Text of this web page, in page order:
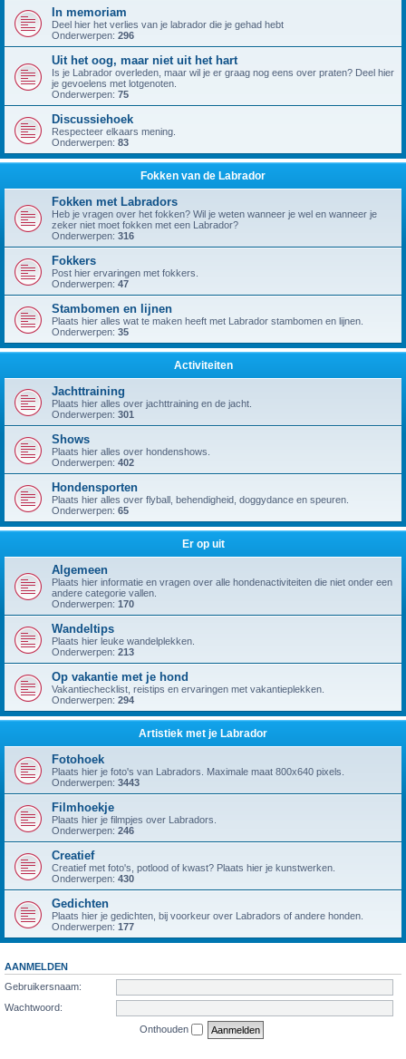
In memoriam
Deel hier het verlies van je labrador die je gehad hebt
Onderwerpen: 296
Uit het oog, maar niet uit het hart
Is je Labrador overleden, maar wil je er graag nog eens over praten? Deel hier
je gevoelens met lotgenoten.
Onderwerpen: 75
Discussiehoek
Respecteer elkaars mening.
Onderwerpen: 83
Fokken van de Labrador
Fokken met Labradors
Heb je vragen over het fokken? Wil je weten wanneer je wel en wanneer je
zeker niet moet fokken met een Labrador?
Onderwerpen: 316
Fokkers
Post hier ervaringen met fokkers.
Onderwerpen: 47
Stambomen en lijnen
Plaats hier alles wat te maken heeft met Labrador stambomen en lijnen.
Onderwerpen: 35
Activiteiten
Jachttraining
Plaats hier alles over jachttraining en de jacht.
Onderwerpen: 301
Shows
Plaats hier alles over hondenshows.
Onderwerpen: 402
Hondensporten
Plaats hier alles over flyball, behendigheid, doggydance en speuren.
Onderwerpen: 65
Er op uit
Algemeen
Plaats hier informatie en vragen over alle hondenactiviteiten die niet onder een
andere categorie vallen.
Onderwerpen: 170
Wandeltips
Plaats hier leuke wandelplekken.
Onderwerpen: 213
Op vakantie met je hond
Vakantiechecklist, reistips en ervaringen met vakantieplekken.
Onderwerpen: 294
Artistiek met je Labrador
Fotohoek
Plaats hier je foto's van Labradors. Maximale maat 800x640 pixels.
Onderwerpen: 3443
Filmhoekje
Plaats hier je filmpjes over Labradors.
Onderwerpen: 246
Creatief
Creatief met foto's, potlood of kwast? Plaats hier je kunstwerken.
Onderwerpen: 430
Gedichten
Plaats hier je gedichten, bij voorkeur over Labradors of andere honden.
Onderwerpen: 177
AANMELDEN
Gebruikersnaam:
Wachtwoord:
Onthouden